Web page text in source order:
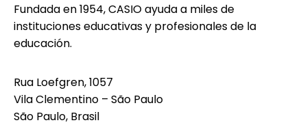
Fundada en 1954, CASIO ayuda a miles de
instituciones educativas y profesionales de la
educación.
Rua Loefgren, 1057
Vila Clementino – São Paulo
São Paulo, Brasil